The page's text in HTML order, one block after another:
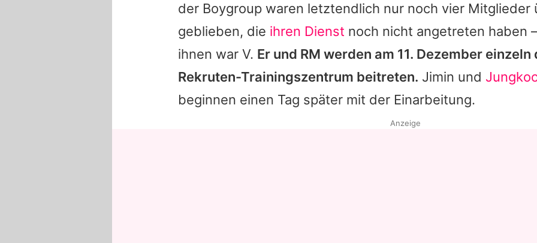
der Boygroup waren letztendlich nur noch vier Mitglieder
geblieben, die ihren Dienst noch nicht angetreten haben
ihnen war V. Er und RM werden am 11. Dezember einzeln
Rekruten-Trainingszentrum beitreten. Jimin und
beginnen einen Tag später mit der Einarbeitung.
Anzeige